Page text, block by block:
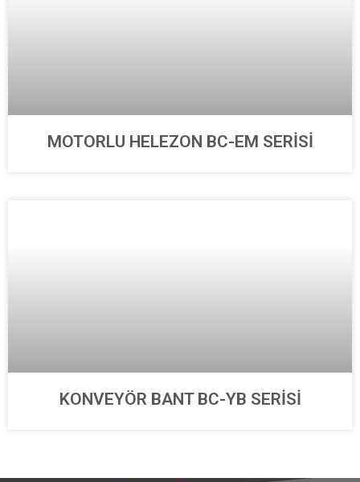
MOTORLU HELEZON BC-EM SERİSİ
KONVEYÖR BANT BC-YB SERİSİ